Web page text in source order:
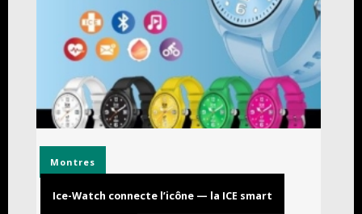
Montres
Ice-Watch connecte l’icône — la ICE smart